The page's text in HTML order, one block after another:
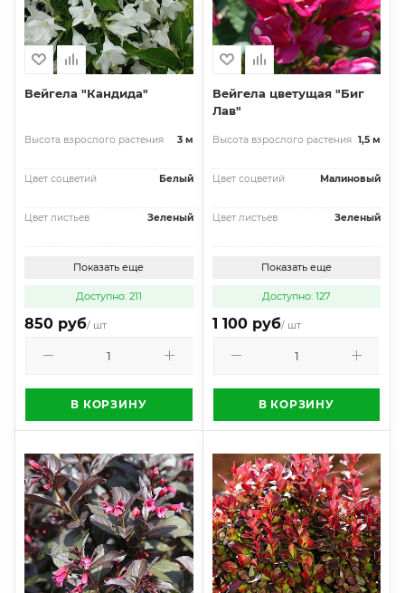
Вейгела "Кандида"
Высота взрослого растения 3 м
Цвет соцветий Белый
Цвет листьев Зеленый
Показать еще
Доступно: 211
850 руб/ шт
В КОРЗИНУ
Вейгела цветущая "Биг
Лав"
Высота взрослого растения 1,5 м
Цвет соцветий Малиновый
Цвет листьев Зеленый
Показать еще
Доступно: 127
1 100 руб/ шт
В КОРЗИНУ